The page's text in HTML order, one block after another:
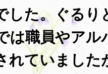
した。ぐるり
は職員やアル
れていました